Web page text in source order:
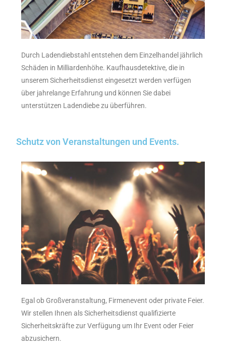
Durch Ladendiebstahl entstehen dem Einzelhandel jährlich
Schäden in Milliardenhöhe. Kaufhausdetektive, die in
unserem Sicherheitsdienst eingesetzt werden verfügen
über jahrelange Erfahrung und können Sie dabei
unterstützen Ladendiebe zu überführen.
Schutz von Veranstaltungen und Events.
Egal ob Großveranstaltung, Firmenevent oder private Feier.
Wir stellen Ihnen als Sicherheitsdienst qualifizierte
Sicherheitskräfte zur Verfügung um Ihr Event oder Feier
abzusichern.